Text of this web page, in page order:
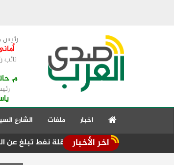
رئيس
م.
اخبار ملفات الشارع
اخر الأخبار
مضيق هرمز.. وناقلة نفط تبلغ عن الحادث قرب